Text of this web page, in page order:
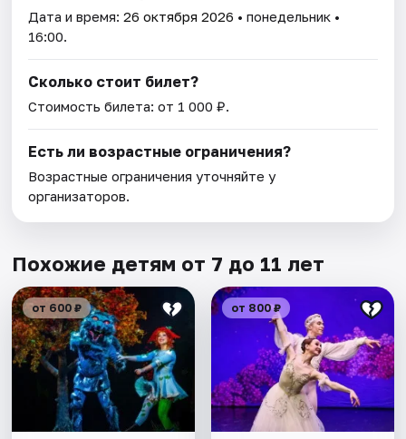
Дата и время:26 октября 2026 • понедельник •
16:00.
Сколько стоит билет?
Стоимость билета: от 1 000 ₽.
Есть ли возрастные ограничения?
Возрастные ограничения уточняйте у
организаторов.
Похожие детям от 7 до 11 лет
от 600 ₽ от 800 ₽